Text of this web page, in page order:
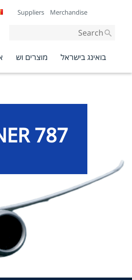
Merchandise
Suppliers
Site-
search
בואינג בישראל מוצרים וש
787 DREAMLINER